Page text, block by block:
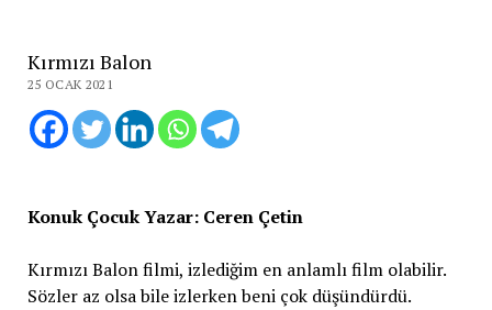
Kırmızı Balon
25 OCAK 2021
Konuk Çocuk Yazar: Ceren Çetin
Kırmızı Balon filmi, izlediğim en anlamlı film olabilir.
Sözler az olsa bile izlerken beni çok düşündürdü.